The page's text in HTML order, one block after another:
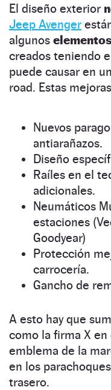
El diseño exterior
Jeep Avenger
algunos
creados teniendo
puede causar en
road. Estas
Nuevos
antiarañazos.
Diseño
Raíles en el
adicionales.
Neumáticos
estaciones
Goodyear)
Protección
carrocería.
Gancho de
A esto hay que
como la firma X
emblema de la
en los
trasero.